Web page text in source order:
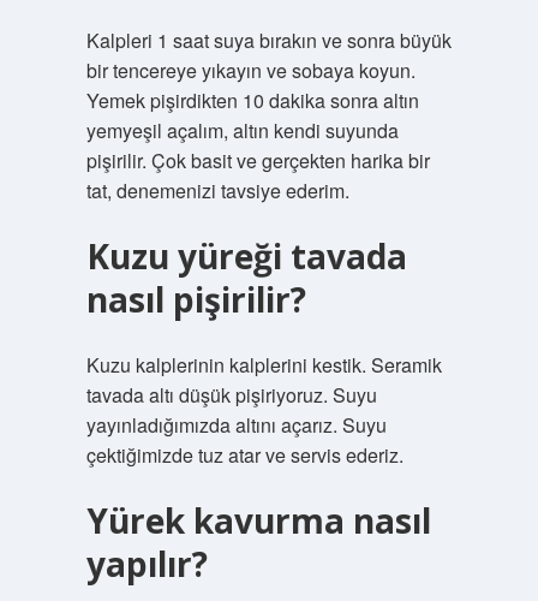
Kalpleri 1 saat suya bırakın ve sonra büyük
bir tencereye yıkayın ve sobaya koyun.
Yemek pişirdikten 10 dakika sonra altın
yemyeşil açalım, altın kendi suyunda
pişirilir. Çok basit ve gerçekten harika bir
tat, denemenizi tavsiye ederim.
Kuzu yüreği tavada
nasıl pişirilir?
Kuzu kalplerinin kalplerini kestik. Seramik
tavada altı düşük pişiriyoruz. Suyu
yayınladığımızda altını açarız. Suyu
çektiğimizde tuz atar ve servis ederiz.
Yürek kavurma nasıl
yapılır?